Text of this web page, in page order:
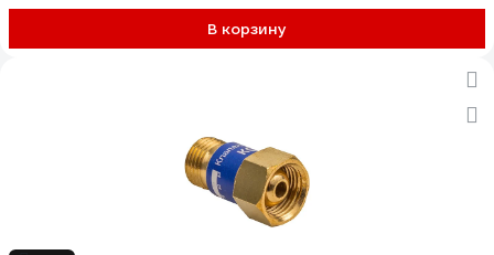
В корзину